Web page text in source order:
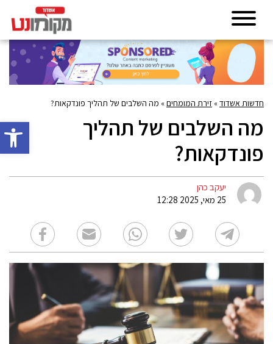
פתח
חדשות אשדוד» זירת המומחים» מה השלבים של תהליך פונדקאות?
מה השלבים של תהליך
פונדקאות?
יעקב כהן
25 מאי, 2025 12:28